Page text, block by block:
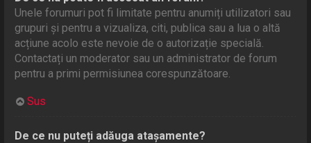
Unele forumuri pot fi limitate pentru anumiți utilizatori sau
grupuri și pentru a vizualiza, citi, publica sau a lua o altă
acțiune acolo este nevoie de o autorizație specială.
Contactați un moderator sau un administrator de forum
pentru a primi permisiunea corespunzătoare.
Sus
De ce nu puteți adăuga atașamente?